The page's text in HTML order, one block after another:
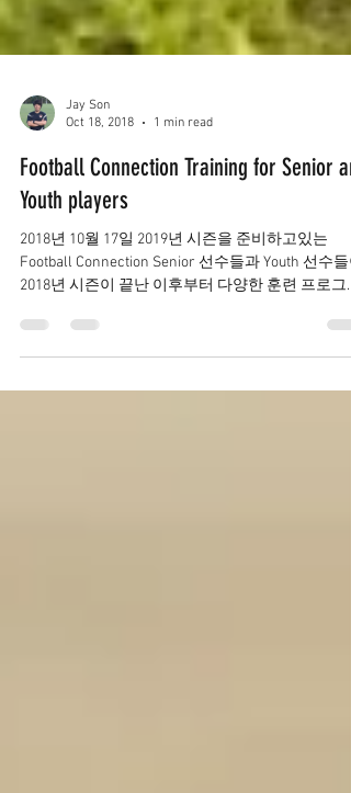
Jay Son
Oct 18, 2018
1 min read
Football Connection Training for Senior
Youth players
2018년 10월 17일 2019년 시즌을 준비하고있는
Football Connection Senior 선수들과 Youth 선수들
과 함께 꾸준한 준비를 하고있습니다. 2부리그부터